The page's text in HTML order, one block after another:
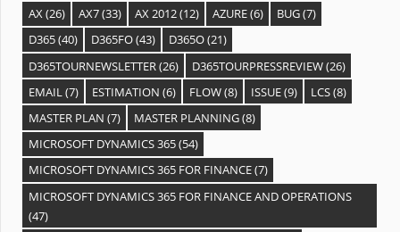
AX(26) AX7(33) AX 2012(12) AZURE(6) BUG(7)
D365(40) D365FO(43) D365O(21)
D365TOURNEWSLETTER (26) D365TOURPRESSREVIEW(26)
EMAIL(7) ESTIMATION (6) FLOW(8) ISSUE(9) LCS(8)
MASTER PLAN (7) MASTER PLANNING(8)
MICROSOFT DYNAMICS 365(54)
MICROSOFT DYNAMICS 365 FOR FINANCE(7)
MICROSOFT DYNAMICS 365 FOR FINANCE AND OPERATIONS
(47)